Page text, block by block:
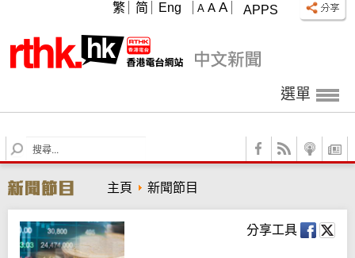
APPS
A A A
繁 简 Eng
選單
S
e
r
c
h
主頁 新聞節目
分享工具